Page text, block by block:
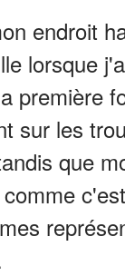
endroit
lorsque
première
sur les
que